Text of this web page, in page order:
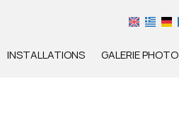
INSTALLATIONS GALERIE PHOTO